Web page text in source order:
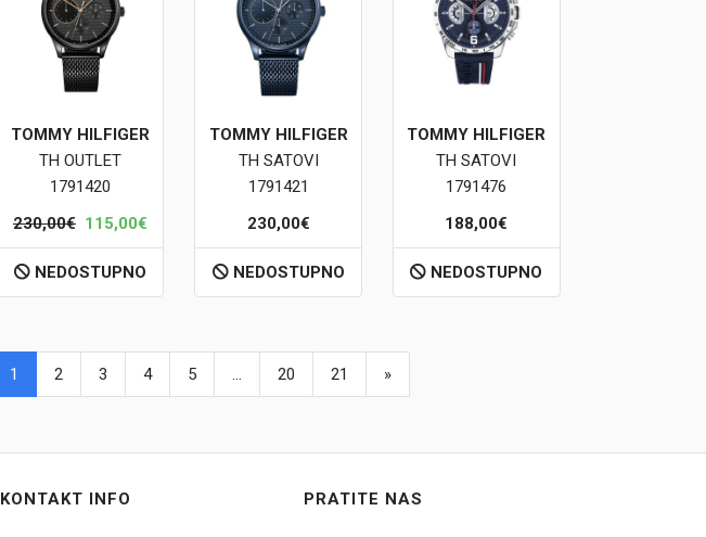
TOMMY HILFIGER
TH OUTLET
1791420
230,00€ 115,00€
NEDOSTUPNO
TOMMY HILFIGER
TH SATOVI
1791421
230,00€
NEDOSTUPNO
TOMMY HILFIGER
TH SATOVI
1791476
188,00€
NEDOSTUPNO
1 2 3 4 5 ... 20 21 »
KONTAKT INFO PRATITE NAS